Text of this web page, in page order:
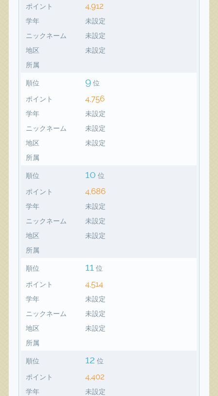
ポイント 4,912
学年
未設定
ニックネーム
未設定
地区
未設定
所属
順位 9 位
ポイント 4,756
学年
未設定
ニックネーム
未設定
地区
未設定
所属
順位 10 位
ポイント 4,686
学年
未設定
ニックネーム
未設定
地区
未設定
所属
順位 11 位
ポイント 4,514
学年
未設定
ニックネーム
未設定
地区
未設定
所属
順位 12 位
ポイント 4,402
学年
未設定